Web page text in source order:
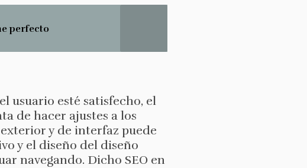
perfecto
usuario esté satisfecho, el
de hacer ajustes a los
y de interfaz puede
y el diseño del diseño
navegando. Dicho SEO en